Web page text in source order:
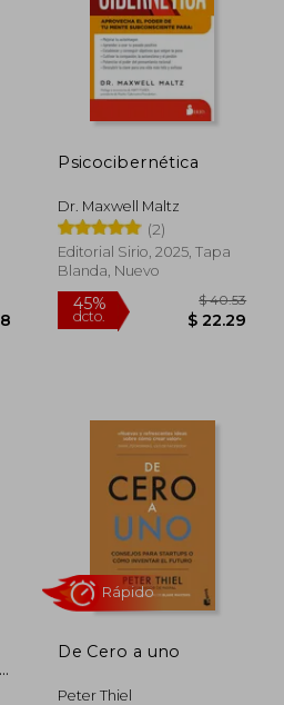
45%
dcto.
Psicocibernética
Dr. Maxwell Maltz
(2)
Editorial Sirio, 2025, Tapa
Blanda, Nuevo
De Cero a uno
Peter Thiel